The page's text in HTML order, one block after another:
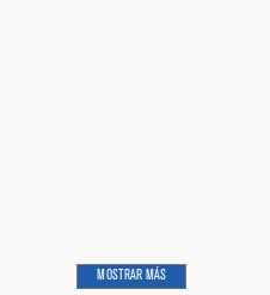
MOSTRAR MÁS